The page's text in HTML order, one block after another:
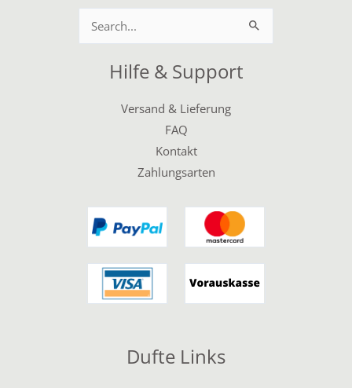
Suchen
nach:
Hilfe & Support
Versand & Lieferung
FAQ
Kontakt
Zahlungsarten
Dufte Links